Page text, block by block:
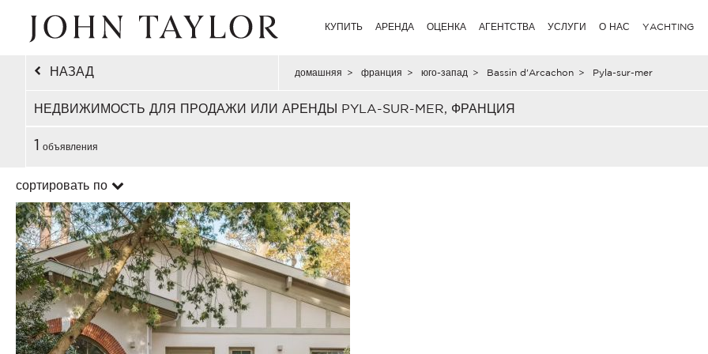
КУПИТЬ АРЕНДА ОЦЕНКА АГЕНТСТВА УСЛУГИ О НАС YACHTING
НАЗАД домашняя > франция > юго-запад > Bassin d'Arcachon > Pyla-sur-mer
НЕДВИЖИМОСТЬ ДЛЯ ПРОДАЖИ ИЛИ АРЕНДЫ PYLA-SUR-MER, ФРАНЦИЯ
1 объявления
сортировать по